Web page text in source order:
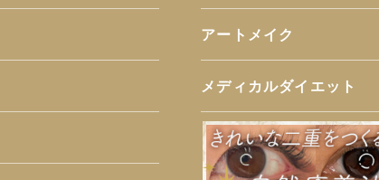
アートメイク
メディカルダイエット